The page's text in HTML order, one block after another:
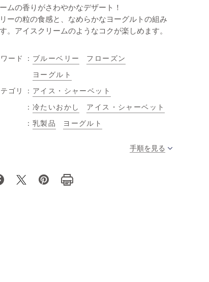
ムの香りがさわやかなデザート！
ーの粒の食感と、なめらかなヨーグルトの組み
。アイスクリームのようなコクが楽しめます。
ード ブルーベリー
フローズン
ヨーグルト
ゴリ
アイス・シャーベット
冷たいおかし
アイス・シャーベット
乳製品 ヨーグルト
手順を見る